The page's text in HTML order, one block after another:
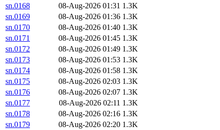
sn.0168
08-Aug-2026 01:31 1.3K
sn.0169
08-Aug-2026 01:36 1.3K
sn.0170
08-Aug-2026 01:40 1.3K
sn.0171
08-Aug-2026 01:45 1.3K
sn.0172
08-Aug-2026 01:49 1.3K
sn.0173
08-Aug-2026 01:53 1.3K
sn.0174
08-Aug-2026 01:58 1.3K
sn.0175
08-Aug-2026 02:03 1.3K
sn.0176
08-Aug-2026 02:07 1.3K
sn.0177
08-Aug-2026 02:11 1.3K
sn.0178
08-Aug-2026 02:16 1.3K
sn.0179
08-Aug-2026 02:20 1.3K